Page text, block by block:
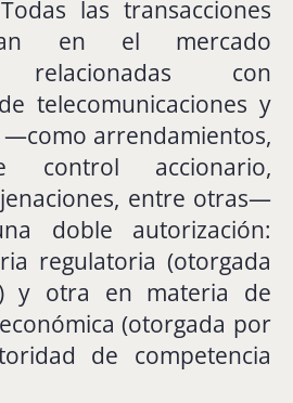
Todas las transacciones
en el mercado
relacionadas con
detelecomunicaciones y
—como arrendamientos,
control accionario,
entre otras—
doble autorización:
regulatoria (otorgada
y otra en materia de
económica (otorgada por
de competencia